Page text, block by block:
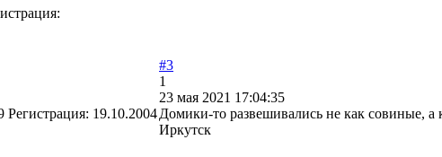
Регистрация: 19.10.2004
#3
1
23 мая 2021 17:04:35
Домики-то развешивались не как совиные, а
Иркутск